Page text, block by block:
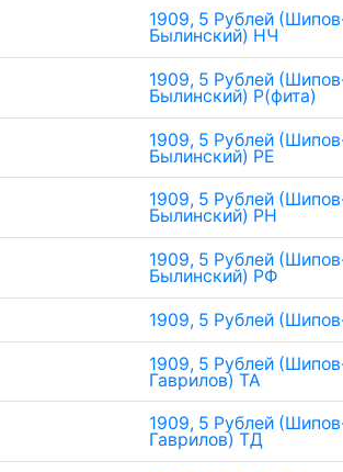
1909, 5 Рублей
Былинский) НЧ
1909, 5 Рублей
Былинский) Р(фита)
1909, 5 Рублей
Былинский) РЕ
1909, 5 Рублей
Былинский) РН
1909, 5 Рублей
Былинский) РФ
1909, 5 Рублей
1909, 5 Рублей
Гаврилов) ТА
1909, 5 Рублей
Гаврилов) ТД